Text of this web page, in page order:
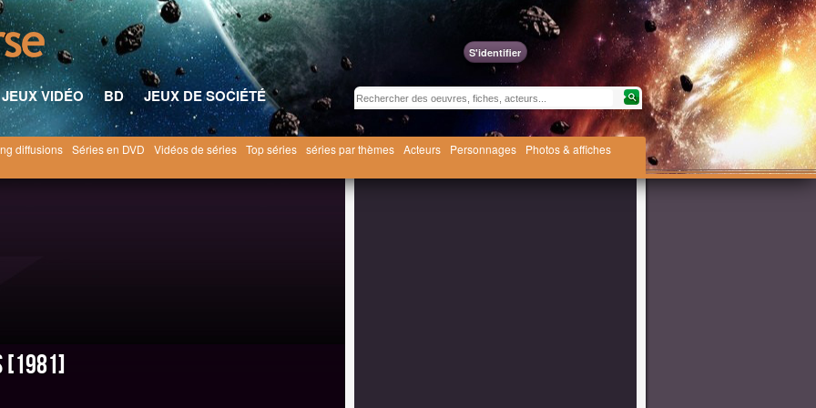
S'identifier
JEUX VIDÉO BD
JEUX DE SOCIÉTÉ
diffusions Séries en DVD Vidéos de séries Top séries séries par thèmes Acteurs Personnages
Photos & affiches